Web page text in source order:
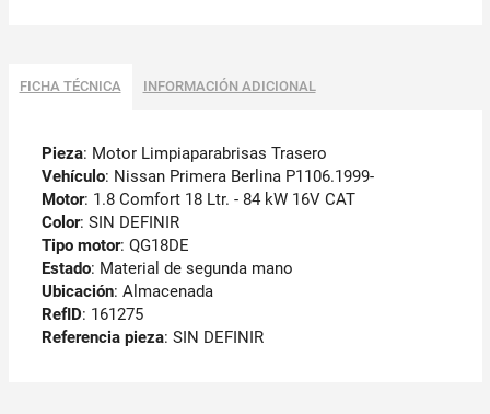
FICHA TÉCNICA INFORMACIÓN ADICIONAL
Pieza: Motor Limpiaparabrisas Trasero
Vehículo: Nissan Primera Berlina P1106.1999-
Motor: 1.8 Comfort 18 Ltr. - 84 kW 16V CAT
Color: SIN DEFINIR
Tipo motor: QG18DE
Estado: Material de segunda mano
Ubicación: Almacenada
RefID: 161275
Referencia pieza: SIN DEFINIR